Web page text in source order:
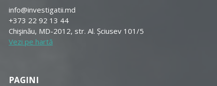
info@investigatii.md
+373 22 92 13 44
Chişinău, MD-2012, str. Al. Șciusev 101/5
Vezi pe hartă
PAGINI